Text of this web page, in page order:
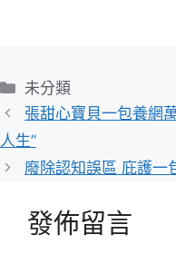
分
類
未分類
張甜心寶貝一包養網
人生”
廢除認知誤區 庇護一
發佈留言